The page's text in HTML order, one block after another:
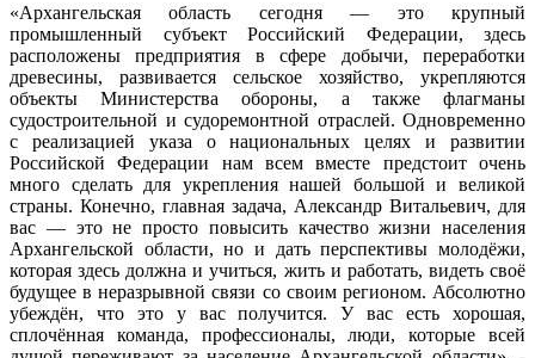
«Архангельская область сегодня — это крупный
промышленный субъект Российский Федерации, здесь
расположены предприятия в сфере добычи, переработки
древесины, развивается сельское хозяйство, укрепляются
объекты Министерства обороны, а также флагманы
судостроительной и судоремонтной отраслей. Одновременно
с реализацией указа о национальных целях и развитии
Российской Федерации нам всем вместе предстоит очень
много сделать для укрепления нашей большой и великой
страны. Конечно, главная задача, Александр Витальевич, для
вас — это не просто повысить качество жизни населения
Архангельской области, но и дать перспективы молодёжи,
которая здесь должна и учиться, жить и работать, видеть своё
будущее в неразрывной связи со своим регионом. Абсолютно
убеждён, что это у вас получится. У вас есть хорошая,
сплочённая команда, профессионалы, люди, которые всей